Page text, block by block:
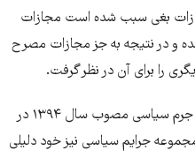
بغی سبب شده است مجازات
شده و در نتیجه به جز مجازات مصرح
را برای آن در نظر گرفت.
در همین زمینه تصریح ماده سه قانون جرم سیاسی مصوب سال ۱۳۹۴ در
جرایم سیاسی نیز خود دلیلی